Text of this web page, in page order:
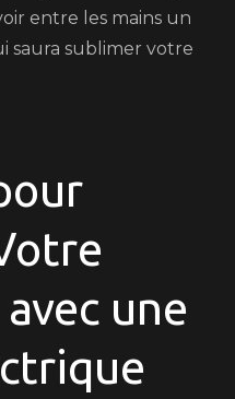
entre les mains un
saura sublimer votre
une